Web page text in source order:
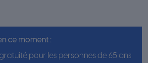
ce moment :
gratuité pour les personnes de 65 ans